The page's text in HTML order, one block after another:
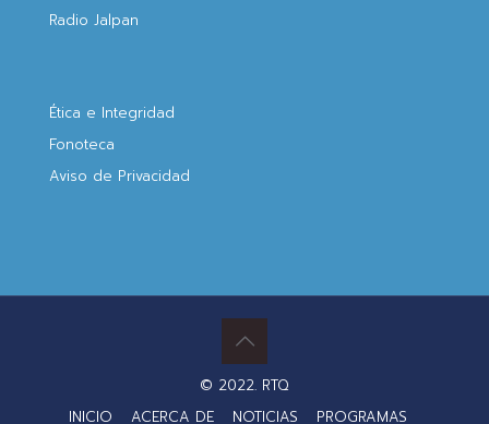
Radio Jalpan
Ética e Integridad
Fonoteca
Aviso de Privacidad
© 2022. RTQ
INICIO
ACERCA DE NOTICIAS PROGRAMAS